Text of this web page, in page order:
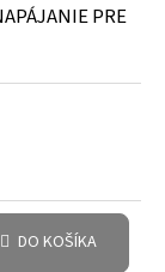
PRE
DO KOŠÍKA